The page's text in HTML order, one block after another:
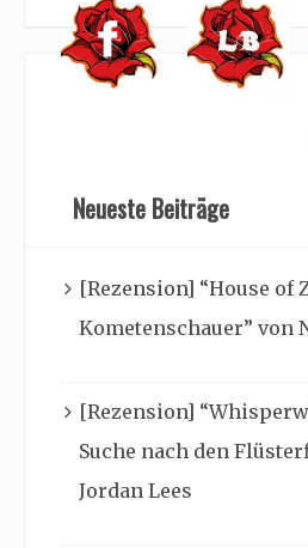
Neueste Beiträge
[Rezension] “House of
Kometenschauer” von
[Rezension]
Suche nach den
Jordan Lees